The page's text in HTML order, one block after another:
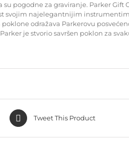
pogodne za graviranje. Parker
svojim najelegantnijim
poklone odražava Parkerovu
je stvorio savršen poklon za
Tweet This Product